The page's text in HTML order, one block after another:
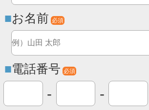
お名前 必須
電話番号 必須
- -